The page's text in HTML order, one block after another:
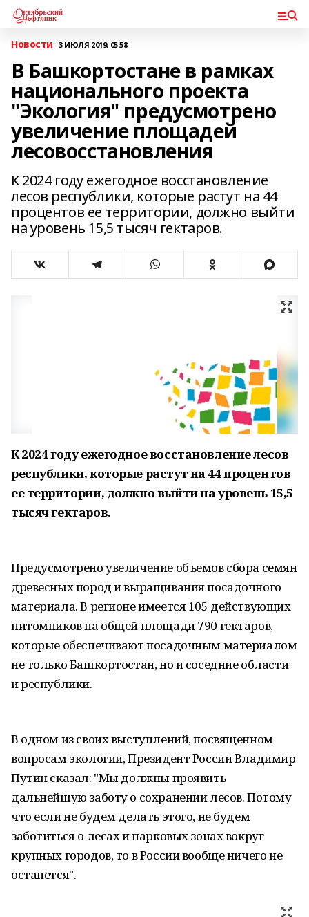
Новости 3 ИЮЛЯ 2019, 05:58
В Башкортостане в рамках
национального проекта
"Экология" предусмотрено
увеличение площадей
лесовосстановления
К 2024 году ежегодное восстановление
лесов республики, которые растут на 44
процентов ее территории, должно выйти
на уровень 15,5 тысяч гектаров.
К 2024 году ежегодное восстановление лесов
республики, которые растут на 44 процентов
ее территории, должно выйти на уровень 15,5
тысяч гектаров.
Предусмотрено увеличение объемов сбора семян
древесных пород и выращивания посадочного
материала. В регионе имеется 105 действующих
питомников на общей площади 790 гектаров,
которые обеспечивают посадочным материалом
не только Башкортостан, но и соседние области
и республики.
В одном из своих выступлений, посвященном
вопросам экологии, Президент России Владимир
Путин сказал: "Мы должны проявить
дальнейшую заботу о сохранении лесов. Потому
что если не будем делать этого, не будем
заботиться о лесах и парковых зонах вокруг
крупных городов, то в России вообще ничего не
останется".